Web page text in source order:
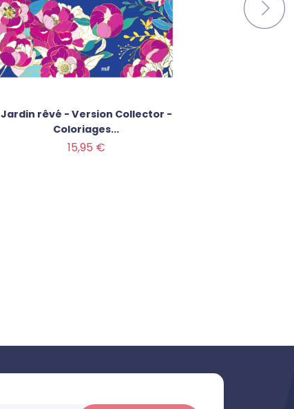
Jardin rêvé - Version Collector -
Coloriages...
15,95 €